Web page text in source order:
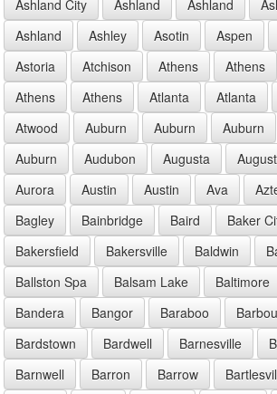
Ashland City
Ashland Ashland
Ashland
Ashley Asotin Aspen
Astoria
Atchison Athens Athens
Athens
Athens Atlanta Atlanta
Atwood
Auburn Auburn Auburn
Auburn
Audubon Augusta
Aurora
Austin Austin Ava
Bagley
Bainbridge Baird Baker
Bakersfield
Bakersville Baldwin
Ballston Spa
Balsam Lake Baltimore
Bandera
Bangor Baraboo
Bardstown
Bardwell Barnesville
Barnwell
Barron Barrow